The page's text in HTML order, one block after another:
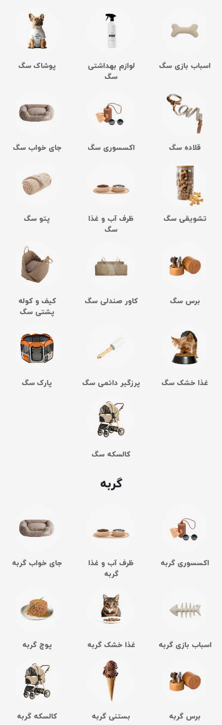
اسباب بازی سگ
لوازم بهداشتی
سگ
پوشاک سگ
قلاده سگ اکسسوری سگ جای خواب سگ
تشویقی سگ
ظرف آب و غذا
سگ
پتو سگ
برس سگ کاور صندلی سگ
کیف و کوله
پشتی سگ
غذا خشک سگ پرزگیر دائمی سگ پارک سگ
کالسکه سگ
گربه
اکسسوری گربه
ظرف آب و غذا
گربه
جای خواب گربه
اسباب بازی گربه غذا خشک گربه پوچ گربه
برس گربه بستنی گربه کالسکه گربه